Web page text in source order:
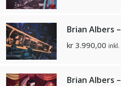
Brian Albers
kr 3.990,00
Brian Albers